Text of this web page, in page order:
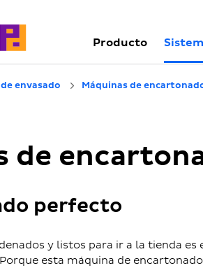
Producto
envasado Máquinas de
de
perfecto
y listos para ir a la tienda es
esta máquina de